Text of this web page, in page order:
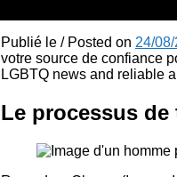
Publié le / Posted on 24/
votre source de confiance
LGBTQ news and reliable
Le processus